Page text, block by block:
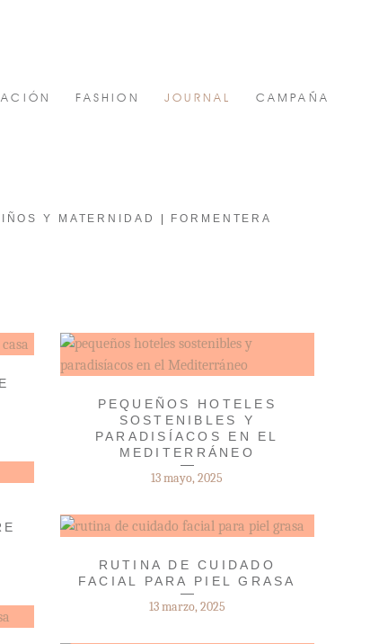
FASHION JOURNAL CAMPAÑA
Y MATERNIDAD
FORMENTERA
PEQUEÑOS HOTELES
SOSTENIBLES Y
PARADISÍACOS EN EL
MEDITERRÁNEO
13 mayo, 2025
RUTINA DE CUIDADO
FACIAL PARA PIEL GRASA
13 marzo, 2025